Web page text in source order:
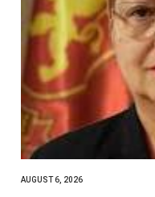
AUGUST 6, 2026